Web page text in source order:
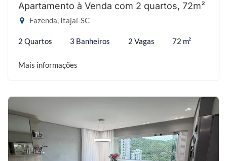
Apartamento à Venda com 2 quartos, 72m²
Fazenda, Itajaí-SC
2 Quartos 3 Banheiros 2 Vagas 72 m²
Mais informações